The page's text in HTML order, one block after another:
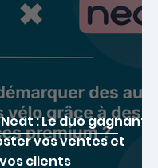
: Le duo gagnant
vos ventes et
clients